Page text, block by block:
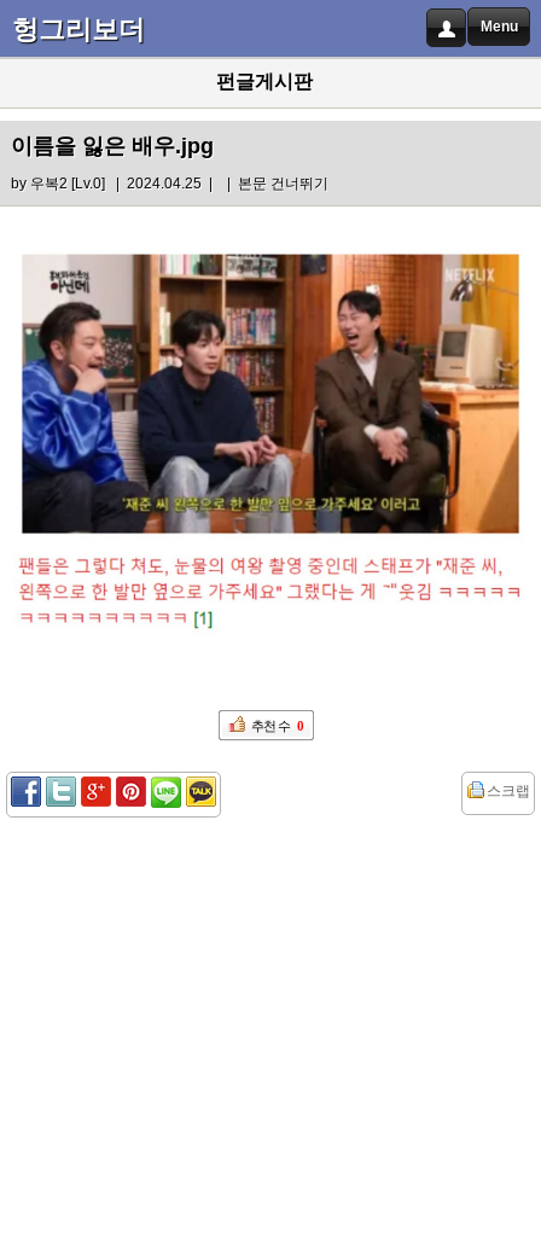
헝그리보더 Menu
펀글게시판
이름을 잃은 배우.jpg
by 우복2[Lv.0] | 2024.04.25 | | 본문 건너뛰기
추천 수 0
스크랩